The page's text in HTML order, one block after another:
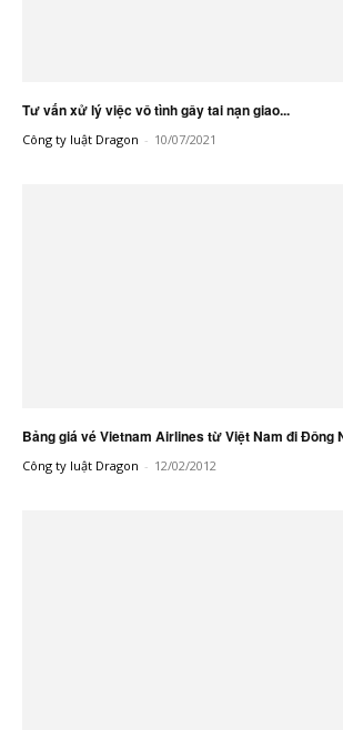
Tư vấn xử lý việc vô tình gây tai nạn giao...
Công ty luật Dragon - 10/07/2021
Bảng giá vé Vietnam Airlines từ Việt Nam đi Đông
Công ty luật Dragon - 12/02/2012